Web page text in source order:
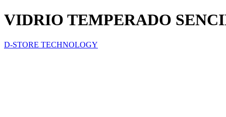
VIDRIO TEMPERADO
D-STORE TECHNOLOGY